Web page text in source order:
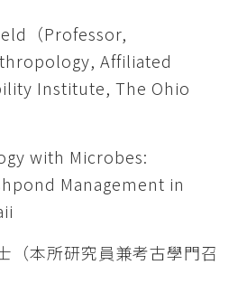
（Professor,
Affiliated
Institute, The Ohio
with Microbes:
Management in
（本所研究員兼考古學門召